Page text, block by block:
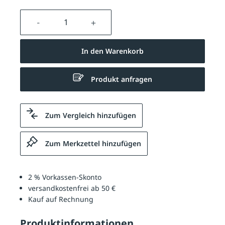
Produkt Anzahl: Gib den
In den Warenkorb
Produkt anfragen
Zum Vergleich hinzufügen
Zum Merkzettel hinzufügen
2 % Vorkassen-Skonto
versandkostenfrei ab 50 €
Kauf auf Rechnung